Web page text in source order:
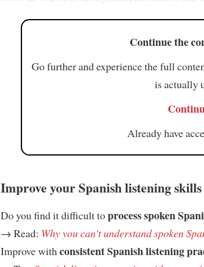
Continue the
Go further and experience the full
is actually
Already have
Improve your Spanish listening skills
Do you find it difficult toprocess spoken
→ Read: Why you can't understand spoken
Improve withconsistent Spanish listening